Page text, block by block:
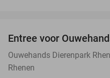
Entree voor
Ouwehands Dierenpark
Rhenen